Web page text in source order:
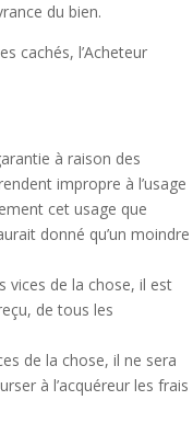
du bien.
cachés, l’Acheteur
à raison des
impropre à l’usage
cet usage que
donné qu’un moindre
vices de la chose, il est
de tous les
de la chose, il ne sera
à l’acquéreur les frais